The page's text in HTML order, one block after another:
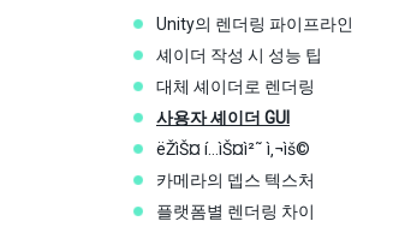
Unity의 렌더링 파이프라인
셰이더 작성 시 성능 팁
대체 셰이더로 렌더링
사용자 셰이더 GUI
ëŽìŠ¤ í…ìŠ¤ì²˜ ì‚¬ìš©
카메라의 뎁스 텍스처
플랫폼별 렌더링 차이